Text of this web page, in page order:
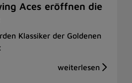
Aces eröffnen die
Klassiker der Goldenen